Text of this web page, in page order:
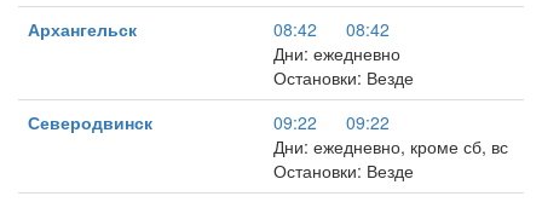
Архангельск
08:42
08:42
Дни: ежедневно
Остановки: Везде
Северодвинск
09:22
09:22
Дни: ежедневно, кроме сб, вс
Остановки: Везде